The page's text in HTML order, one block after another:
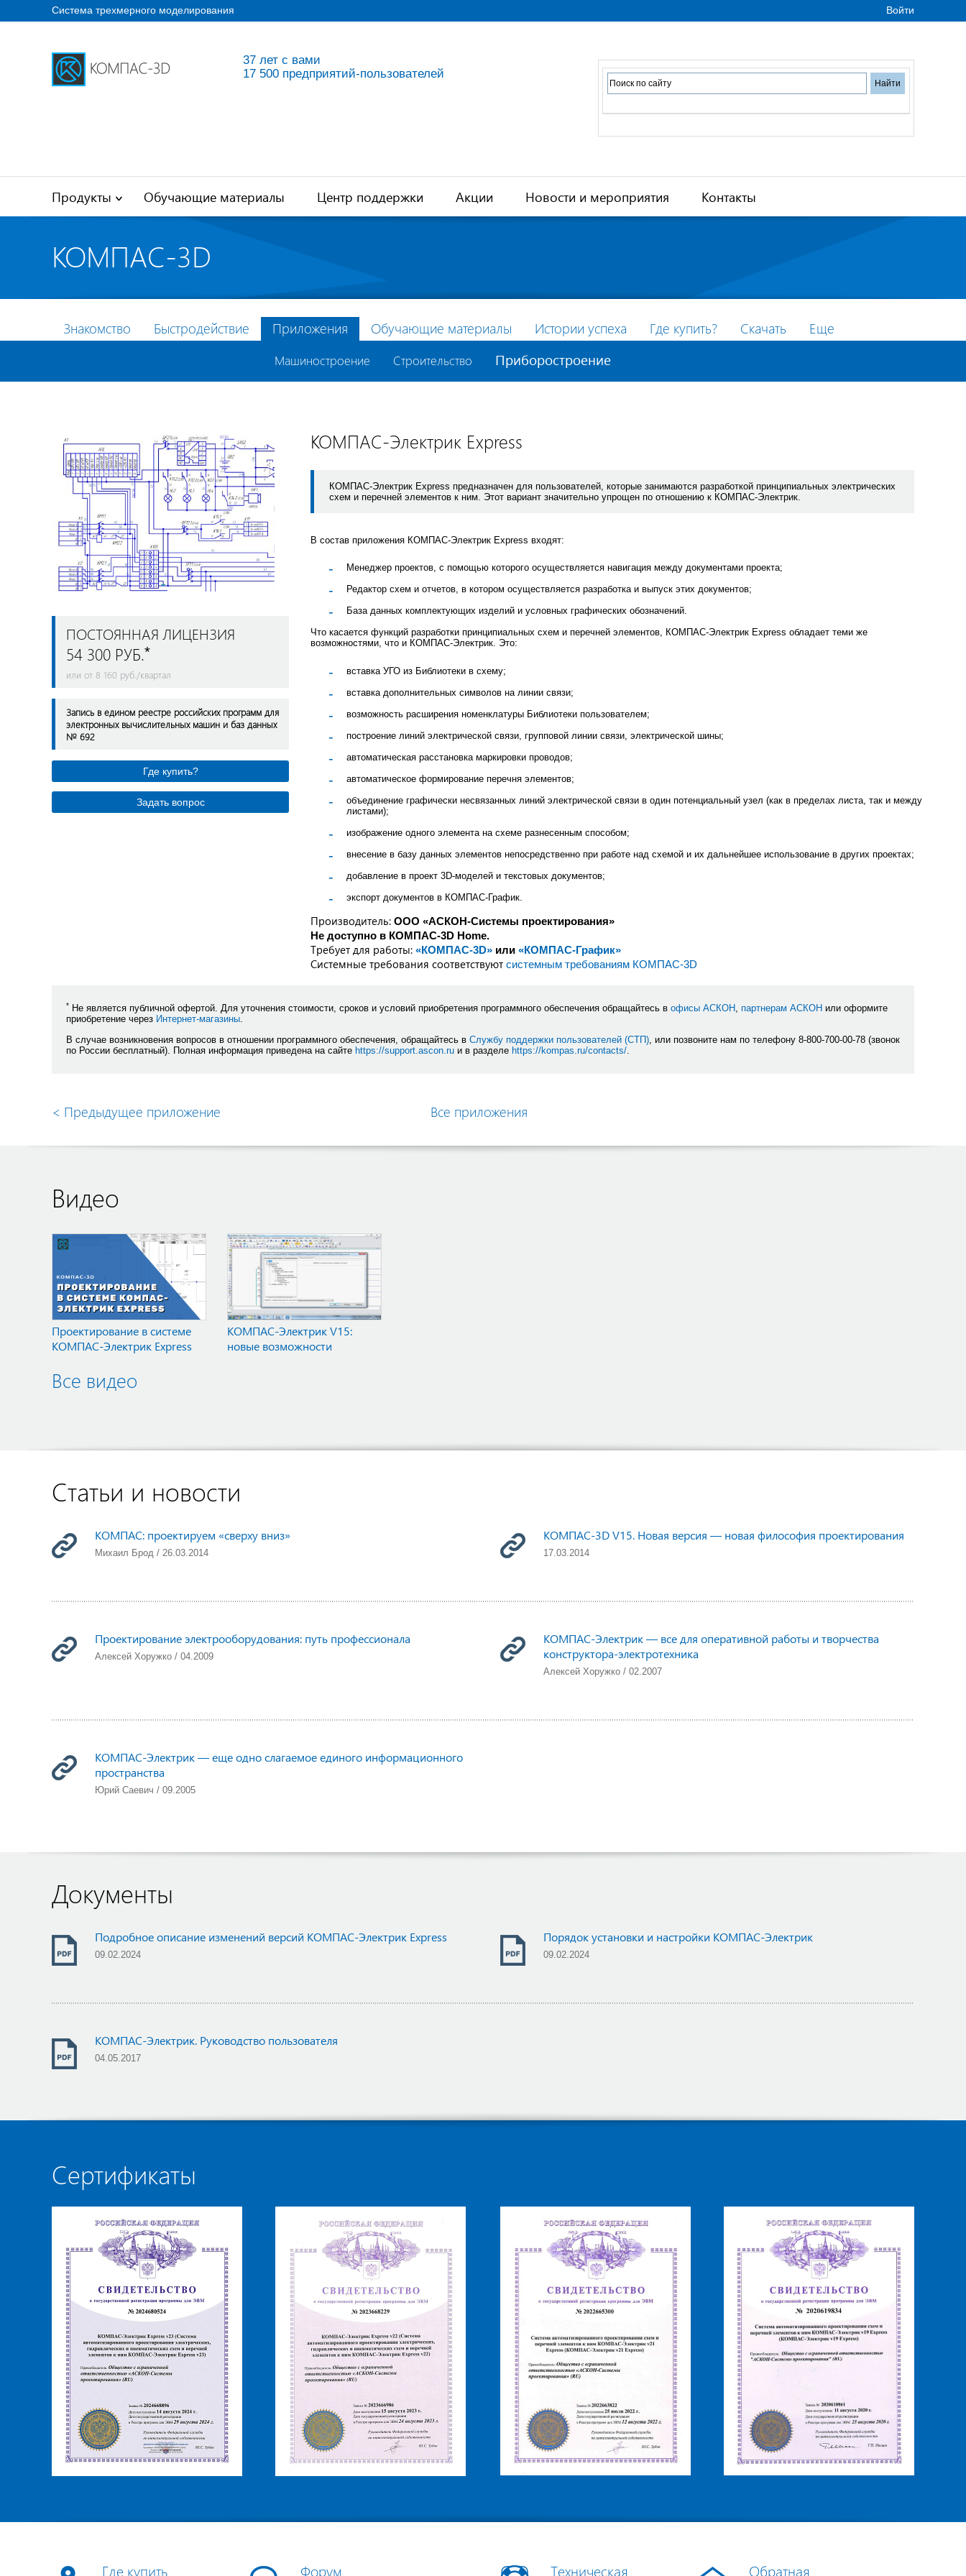
Система трехмерного моделирования Войти
37 лет с вами
17 500 предприятий-пользователей
Продукты Обучающие материалы Центр поддержки Акции Новости и мероприятия Контакты
КОМПАС-3D
Знакомство Быстродействие Приложения
Машиностроение Строительство Приборостроение
Обучающие материалы Истории успеха Где купить? Скачать Еще
КОМПАС-Электрик Express
КОМПАС-Электрик Express предназначен для пользователей, которые занимаются разработкой принципиальных электрических
схем и перечней элементов к ним. Этот вариант значительно упрощен по отношению к КОМПАС-Электрик.
В состав приложения КОМПАС-Электрик Express входят:
Менеджер проектов, с помощью которого осуществляется навигация между документами проекта;
Редактор схем и отчетов, в котором осуществляется разработка и выпуск этих документов;
База данных комплектующих изделий и условных графических обозначений.
Что касается функций разработки принципиальных схем и перечней элементов, КОМПАС-Электрик Express обладает теми же
возможностями, что и КОМПАС-Электрик. Это:
вставка УГО из Библиотеки в схему;
вставка дополнительных символов на линии связи;
возможность расширения номенклатуры Библиотеки пользователем;
построение линий электрической связи, групповой линии связи, электрической шины;
автоматическая расстановка маркировки проводов;
автоматическое формирование перечня элементов;
объединение графически несвязанных линий электрической связи в один потенциальный узел (как в пределах листа, так и между
листами);
изображение одного элемента на схеме разнесенным способом;
внесение в базу данных элементов непосредственно при работе над схемой и их дальнейшее использование в других проектах;
добавление в проект 3D-моделей и текстовых документов;
экспорт документов в КОМПАС-График.
Производитель: ООО «АСКОН-Системы проектирования»
Не доступно в КОМПАС-3D Home.
Требует для работы: «КОМПАС-3D» или «КОМПАС-График»
Системные требования соответствуют системным требованиям КОМПАС-3D
ПОСТОЯННАЯ ЛИЦЕНЗИЯ
54 300 РУБ.*
или от 8 160 руб./квартал
Запись в едином реестре российских программ для
электронных вычислительных машин и баз данных
№ 692
Где купить?
Задать вопрос
* Не является публичной офертой. Для уточнения стоимости, сроков и условий приобретения программного обеспечения обращайтесь в офисы АСКОН партнерам АСКОН или оформите
приобретение через Интернет-магазины
В случае возникновения вопросов в отношении программного обеспечения, обращайтесь в Службу поддержки пользователей (СТП), или позвоните нам по телефону 8-800-700-00-78 (звонок
по России бесплатный). Полная информация приведена на сайте https://support.ascon.ru и в разделе https://kompas.ru/contacts/.
< Предыдущее приложение Все приложения
Видео
Проектирование в системе
КОМПАС-Электрик Express
КОМПАС-Электрик V15:
новые возможности
Все видео
Статьи и новости
КОМПАС: проектируем «сверху вниз»
Михаил Брод / 26.03.2014
КОМПАС-3D V15. Новая версия — новая философия проектирования
17.03.2014
Проектирование электрооборудования: путь профессионала
Алексей Хоружко / 04.2009
КОМПАС-Электрик — все для оперативной работы и творчества
конструктора-электротехника
Алексей Хоружко / 02.2007
КОМПАС-Электрик — еще одно слагаемое единого информационного
пространства
Юрий Саевич / 09.2005
Документы
Подробное описание изменений версий КОМПАС-Электрик Express
09.02.2024
Порядок установки и настройки КОМПАС-Электрик
09.02.2024
КОМПАС-Электрик. Руководство пользователя
04.05.2017
Сертификаты
Где купить Форум Техническая Обратная